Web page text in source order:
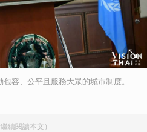
容、公平且服務大眾的城市制度。
續閱讀本文）